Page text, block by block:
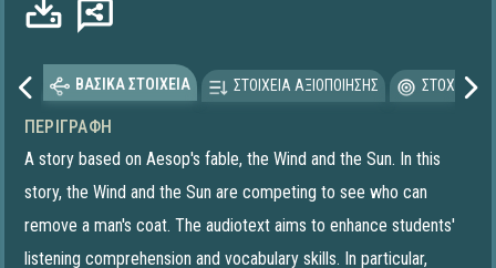
ΒΑΣΙΚΑ ΣΤΟΙΧΕΙΑ ΣΤΟΙΧΕΙΑ ΑΞΙΟΠΟΙΗΣΗΣ
ΠΕΡΙΓΡΑΦΉ
A story based on Aesop's fable, the Wind and the Sun. In this
story, the Wind and the Sun are competing to see who can
remove a man's coat. The audiotext aims to enhance students'
listening comprehension and vocabulary skills. In particular,